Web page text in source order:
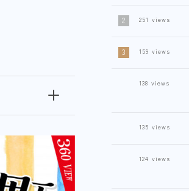
251 views
159 views
138 views
135 views
124 views